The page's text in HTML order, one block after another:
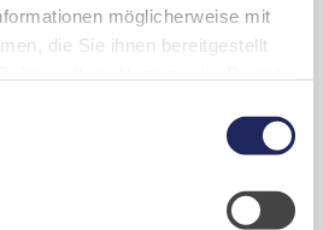
möglicherweise mit
die Sie ihnen bereitgestellt
Wir verwenden das online
in unserem Hotel und unserem
eu5.bookingkit.de: Wir
(pdf/18,3 MB)